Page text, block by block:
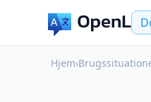
Hjem›